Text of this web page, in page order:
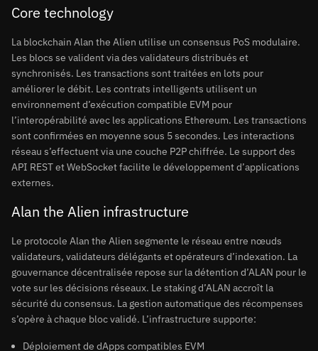
Core technology
La blockchain Alan the Alien utilise un consensus PoS modulaire.
Les blocs se valident via des validateurs distribués et
synchronisés. Les transactions sont traitées en lots pour
améliorer le débit. Les contrats intelligents utilisent un
environnement d’exécution compatible EVM pour
l’interopérabilité avec les applications Ethereum. Les transactions
sont confirmées en moyenne sous 5 secondes. Les interactions
réseau s’effectuent via une couche P2P chiffrée. Le support des
API REST et WebSocket facilite le développement d’applications
externes.
Alan the Alien infrastructure
Le protocole Alan the Alien segmente le réseau entre nœuds
validateurs, validateurs délégants et opérateurs d’indexation. La
gouvernance décentralisée repose sur la détention d’ALAN pour le
vote sur les décisions réseaux. Le staking d’ALAN accroît la
sécurité du consensus. La gestion automatique des récompenses
s’opère à chaque bloc validé. L’infrastructure supporte:
Déploiement de dApps compatibles EVM